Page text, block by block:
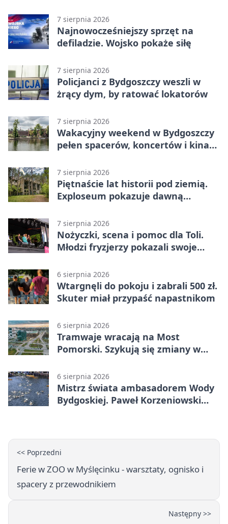
7 sierpnia 2026
Najnowocześniejszy sprzęt na
defiladzie. Wojsko pokaże siłę
7 sierpnia 2026
Policjanci z Bydgoszczy weszli w
żrący dym, by ratować lokatorów
7 sierpnia 2026
Wakacyjny weekend w Bydgoszczy
pełen spacerów, koncertów i kina
7 sierpnia 2026
Piętnaście lat historii pod ziemią.
Exploseum pokazuje dawną
7 sierpnia 2026
Nożyczki, scena i pomoc dla Toli.
Młodzi fryzjerzy pokazali swoje
6 sierpnia 2026
Wtargnęli do pokoju i zabrali 500 zł.
Skuter miał przypaść napastnikom
6 sierpnia 2026
Tramwaje wracają na Most
Pomorski. Szykują się zmiany w
6 sierpnia 2026
Mistrz świata ambasadorem Wody
Bydgoskiej. Paweł Korzeniowski
<< Poprzedni
Ferie w ZOO w Myślęcinku - warsztaty, ognisko i
spacery z przewodnikiem
Następny >>